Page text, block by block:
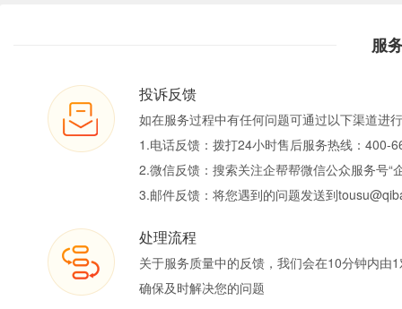
服
投诉反馈
如在服务过程中有任何问题可通过以下渠道进
1.电话反馈：拨打24小时售后服务热线：400-
2.微信反馈：搜索关注企帮帮微信公众服务号“
3.邮件反馈：将您遇到的问题发送到
处理流程
关于服务质量中的反馈，我们会在10分钟内由
确保及时解决您的问题